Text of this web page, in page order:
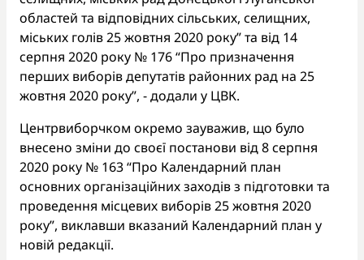
областей та відповідних сільських, селищних,
міських голів 25 жовтня 2020 року” та від 14
серпня 2020 року № 176 “Про призначення
перших виборів депутатів районних рад на 25
жовтня 2020 року”, - додали у ЦВК.
Центрвиборчком окремо зауважив, що було
внесено зміни до своєї постанови від 8 серпня
2020 року № 163 “Про Календарний план
основних організаційних заходів з підготовки та
проведення місцевих виборів 25 жовтня 2020
року”, виклавши вказаний Календарний план у
новій редакції.